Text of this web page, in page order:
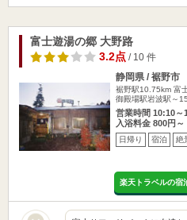
富士遊湯の郷 大野路
3.2点/ 10 件
静岡県 / 裾野市
裾野駅10.75km 富
御殿場駅岩波駅～
営業時間 10:10～
入浴料金 800円～
日帰り 宿泊 絶
楽天トラベルの宿